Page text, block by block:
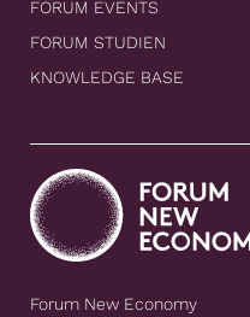
FORUM EVENTS
FORUM STUDIEN
KNOWLEDGE BASE
Forum New Economy